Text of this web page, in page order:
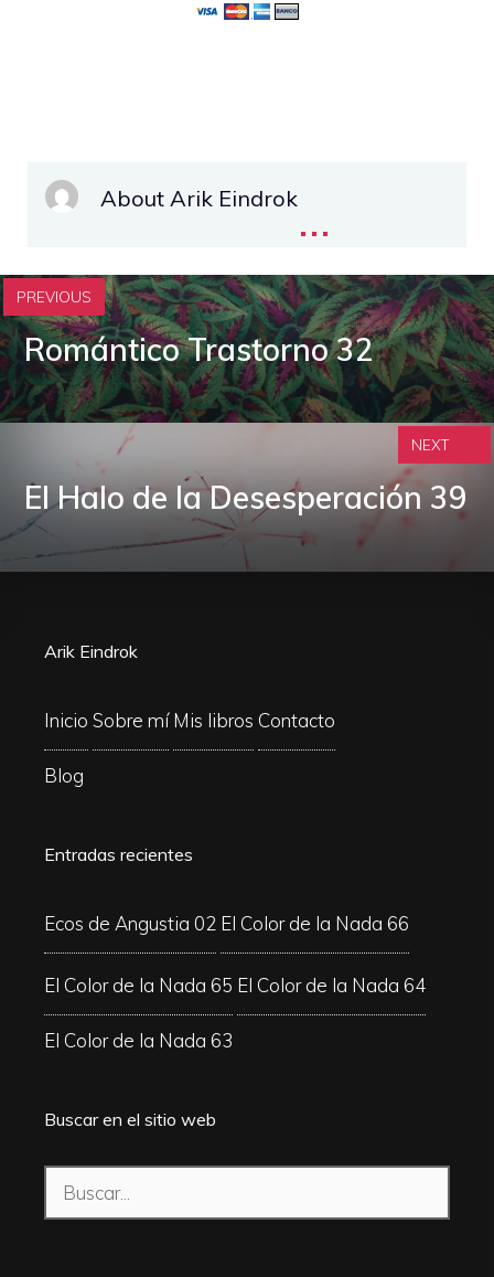
About Arik Eindrok...
PREVIOUS
Romántico Trastorno 32
El Halo de la Desesperación 39
NEXT
Arik Eindrok
Inicio Sobre mí Mis libros Contacto
Blog
Entradas recientes
Ecos de Angustia 02 El Color de la Nada 66
El Color de la Nada 65 El Color de la Nada 64
El Color de la Nada 63
Buscar en el sitio web